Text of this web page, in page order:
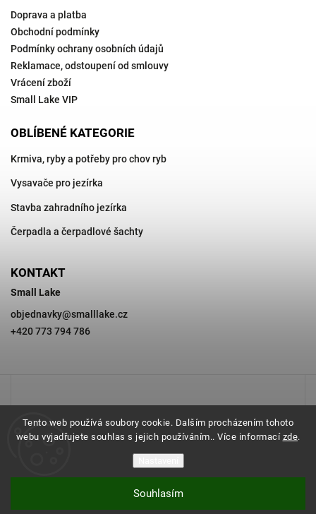
Tento web používá soubory cookie. Dalším procházením tohoto
webu vyjadřujete souhlas s jejich používáním.. Více informací zde.
Souhlasím
Doprava a platba
Obchodní podmínky
Podmínky ochrany osobních údajů
Reklamace, odstoupení od smlouvy
Vrácení zboží
Small Lake VIP
OBLÍBENÉ KATEGORIE
Krmiva, ryby a potřeby pro chov ryb
Vysavače pro jezírka
Stavba zahradního jezírka
Čerpadla a čerpadlové šachty
KONTAKT
Small Lake
objednavky@smalllake.cz
+420 773 794 786